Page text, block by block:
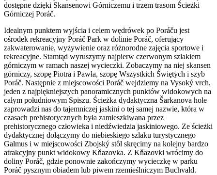
dostępne dzięki Skansenowi Górniczemu i trzem trasom Ścieżki
Górniczej Poráč.
Idealnym punktem wyjścia i celem wędrówek po Poráču jest
ośrodek rekreacyjny Poráč Park w dolinie Poráč, oferujący
zakwaterowanie, wyżywienie oraz różnorodne zajęcia sportowe i
rekreacyjne. Stamtąd wyruszymy najpierw czerwonym szlakiem
górniczym w ramach naszej wycieczki. Zobaczymy na niej skansen
górniczy, szopę Piotra i Pawła, szopę Wszystkich Świętych i szyb
Poráč. Następnie z miejscowości Poráč wejdziemy na Vysoký vrch,
jeden z najpiękniejszych panoramicznych punktów widokowych na
całym południowym Spiszu. Ścieżka dydaktyczna Šarkanova hole
zaprowadzi nas do tajemniczej jaskini o tej samej nazwie, która w
czasach prehistorycznych była zamieszkiwana przez
prehistorycznego człowieka i niedźwiedzia jaskiniowego. Ze ścieżki
dydaktycznej dołączymy do niebieskiego szlaku turystycznego
Galmus i w miejscowości Zbojský stôl skręcimy na kolejny bardzo
atrakcyjny punkt widokowy Kňazovka. Z Kňazovki wrócimy do
doliny Poráč, gdzie ponownie zakończymy wycieczkę w parku
Poráč pysznym obiadem lub piwem rzemieślniczym Buchvald.